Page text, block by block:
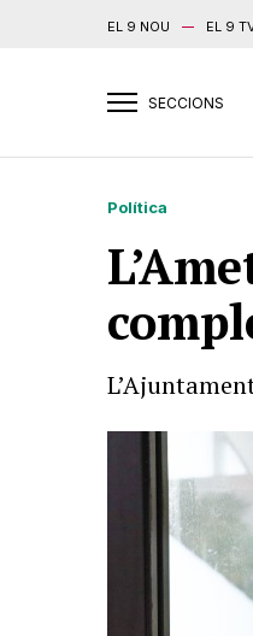
EL 9 NOU EL 9
Política